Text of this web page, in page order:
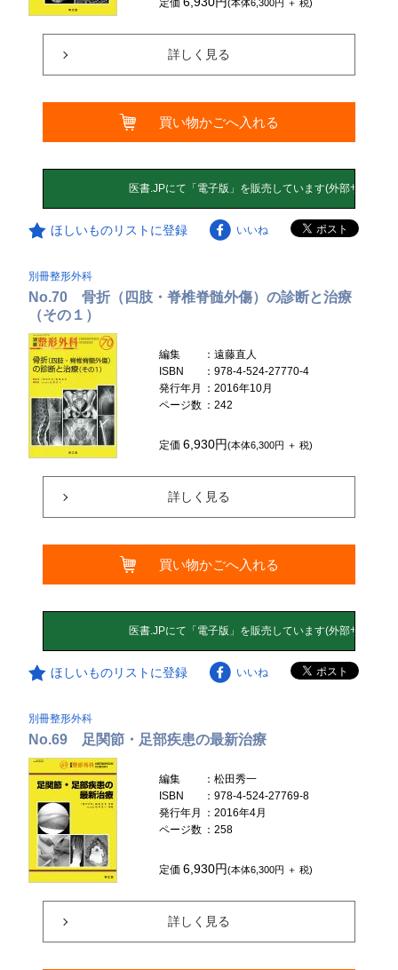
定価 (本体6,300円 ＋ 税)
詳しく見る
買い物かごへ入れる
ほしいものリストに登録 いいね
別冊整形外科
No.70 骨折（四肢・脊椎脊髄外傷）の診断と治療
（その１）
編集
：遠藤直人
ISBN
：978-4-524-27770-4
発行年月
：2016年10月
ページ数 ：242
定価6,930円(本体6,300円 ＋ 税)
詳しく見る
買い物かごへ入れる
ほしいものリストに登録 いいね
別冊整形外科
No.69 足関節・足部疾患の最新治療
編集
：松田秀一
ISBN
：978-4-524-27769-8
発行年月
：2016年4月
ページ数 ：258
定価6,930円(本体6,300円 ＋ 税)
詳しく見る